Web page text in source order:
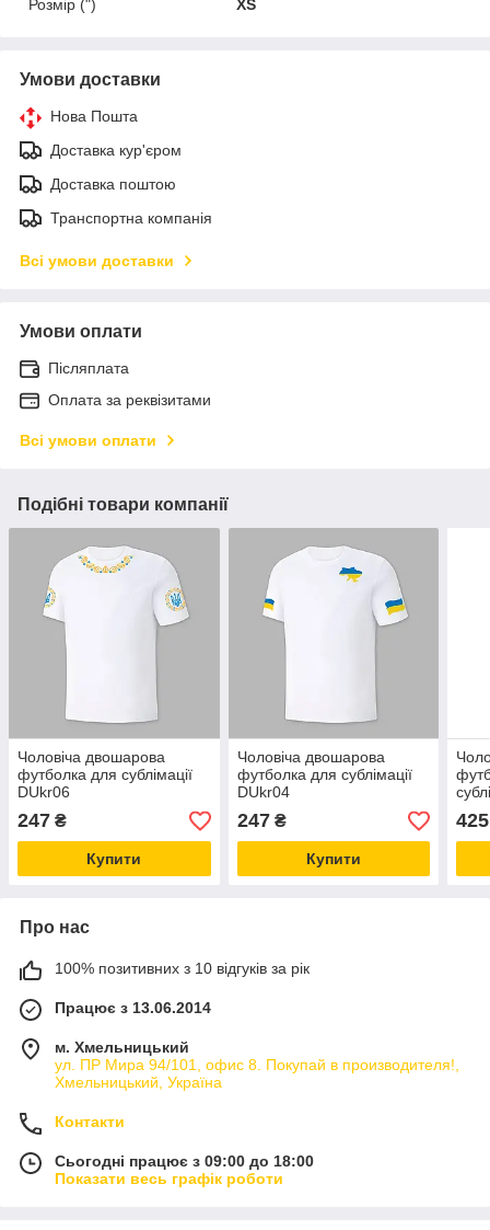
Розмір (")
XS
Умови доставки
Нова Пошта
Доставка кур'єром
Доставка поштою
Транспортна компанія
Всі умови доставки
Умови оплати
Післяплата
Оплата за реквізитами
Всі умови оплати
Подібні товари компанії
Чоловіча двошарова
футболка для сублімації
DUkr06
247 ₴
Купити
Чоловіча двошарова
футболка для сублімації
DUkr04
247₴
Купити
425
Про нас
100% позитивних з 10 відгуків за рік
Працює з 13.06.2014
м. Хмельницький
ул. ПР Мира 94/101, офис 8. Покупай в производителя!,
Хмельницький, Україна
Контакти
Сьогодні працює з 09:00 до 18:00
Показати весь графік роботи